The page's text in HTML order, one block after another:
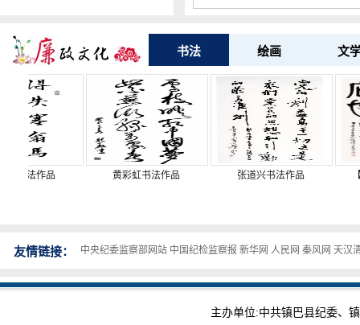
书法 绘画 文
黄彩虹书法作品 张道兴书法作品 【品读经
友情链接： 中央纪委监察部网站 中国纪检监察报 新华网 人民网 秦风网 天汉
主办单位:中共镇巴县纪委、